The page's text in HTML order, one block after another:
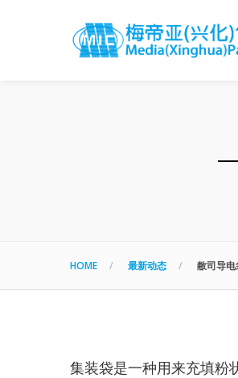
HOME 最新动态 敝司导电
集装袋是一种用来充填粉